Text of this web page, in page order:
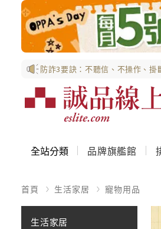
防詐3要訣：不聽信、不操作、掛
全站分類 品牌旗艦館
首頁 生活家居 寵物用品
生活家居